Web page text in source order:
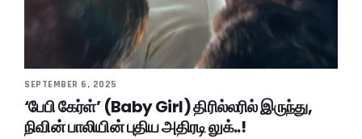
SEPTEMBER 6, 2025
‘பேபி கேர்ள்’ (Baby Girl) திரில்லரில் இருந்து,
நிவின் பாலியின் புதிய அதிரடி லுக்..!